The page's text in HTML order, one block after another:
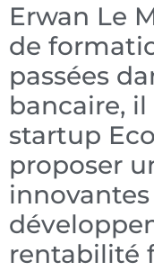
Erwan Le
de
passées
bancaire,
startup
proposer
rentabilité